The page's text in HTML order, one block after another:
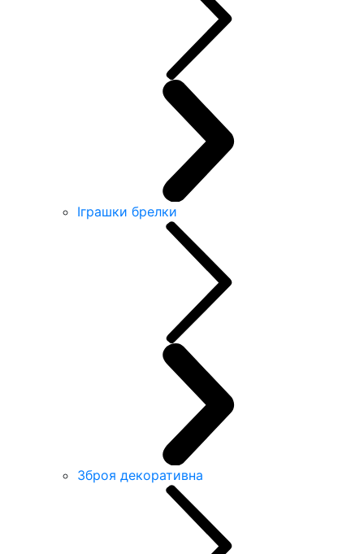
Іграшки брелки
Зброя декоративна